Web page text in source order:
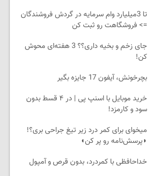
تا 3میلیارد وام سرمایه در گردش فروشندگان
=> فروشگاهت رو ثبت کن
جای زخم و بخیه داری؟؟ 3 هفته‌ای محوش
کن!
بچرخونش، آیفون 17 جایزه بگیر
خرید موبایل با اسنپ پی | در ۴ قسط بدون
سود و کارمزد!
میخوای برای کمر درد زیر تیغ جراحی بری؟!
◗پرسش‌نامه رو پر کن◖
خداحافظی با کمردرد، بدون قرص و آمپول